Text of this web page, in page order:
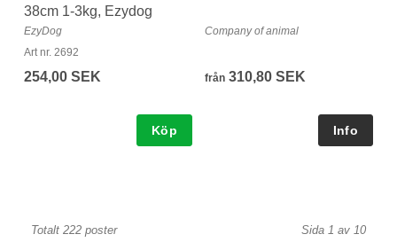
38cm 1-3kg, Ezydog
EzyDog
Art nr. 2692
254,00 SEK
Köp
Company of animal
från 310,80 SEK
Totalt 222 poster Sida 1 av 10